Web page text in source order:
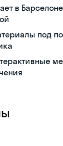
в
под